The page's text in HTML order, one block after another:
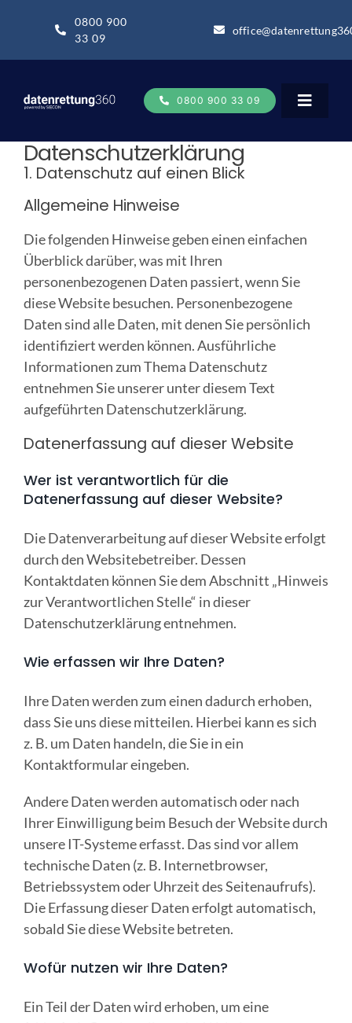
0800 900
33 09
0800 900 33 09
Toggle
Datenrettung
Über uns
Business
Online Sofort Analyse
Datenschutz­erklärung
1. Datenschutz auf einen Blick
Allgemeine Hinweise
Die folgenden Hinweise geben einen einfachen
Überblick darüber, was mit Ihren
personenbezogenen Daten passiert, wenn Sie
diese Website besuchen. Personenbezogene
Daten sind alle Daten, mit denen Sie persönlich
identifiziert werden können. Ausführliche
Informationen zum Thema Datenschutz
entnehmen Sie unserer unter diesem Text
aufgeführten Datenschutzerklärung.
Datenerfassung auf dieser Website
Wer ist verantwortlich für die
Datenerfassung auf dieser Website?
Die Datenverarbeitung auf dieser Website erfolgt
durch den Websitebetreiber. Dessen
Kontaktdaten können Sie dem Abschnitt „Hinweis
zur Verantwortlichen Stelle“ in dieser
Datenschutzerklärung entnehmen.
Wie erfassen wir Ihre Daten?
Ihre Daten werden zum einen dadurch erhoben,
dass Sie uns diese mitteilen. Hierbei kann es sich
z. B. um Daten handeln, die Sie in ein
Kontaktformular eingeben.
Andere Daten werden automatisch oder nach
Ihrer Einwilligung beim Besuch der Website durch
unsere IT-Systeme erfasst. Das sind vor allem
technische Daten (z. B. Internetbrowser,
Betriebssystem oder Uhrzeit des Seitenaufrufs).
Die Erfassung dieser Daten erfolgt automatisch,
sobald Sie diese Website betreten.
Wofür nutzen wir Ihre Daten?
Ein Teil der Daten wird erhoben, um eine